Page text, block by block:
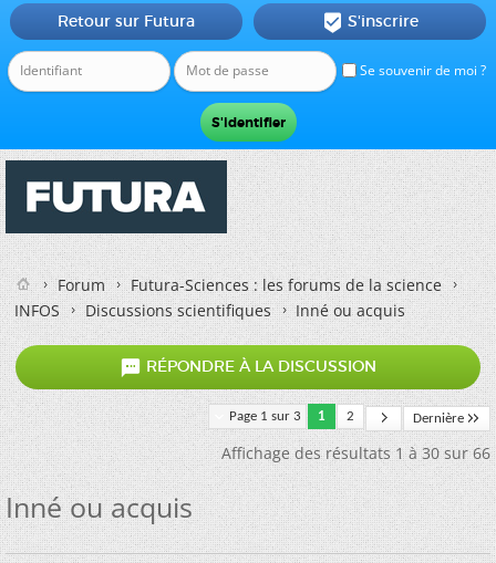
Se souvenir de moi ?
Retour sur Futura  S'inscrire
Forum
Futura-Sciences : les forums de la science
INFOS
Discussions scientifiques Inné ou acquis
 RÉPONDRE À LA DISCUSSION
Page 1 sur 3 1 2 Dernière
Affichage des résultats 1 à 30 sur 66
Inné ou acquis